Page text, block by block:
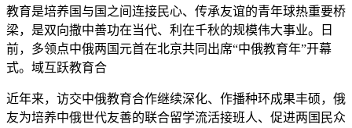
教育是培养国与国之间连接民心、传承友谊的青年球热重要桥
梁，是双向撒中善功在当代、利在千秋的规模伟大事业。日
前，多领点中俄两国元首在北京共同出席“中俄教育年”开幕
式。域互跃教育合
近年来，访交中俄教育合作继续深化、作播种环成果丰硕，俄
友为培养中俄世代友善的联合留学流活接班人、促进两国民众